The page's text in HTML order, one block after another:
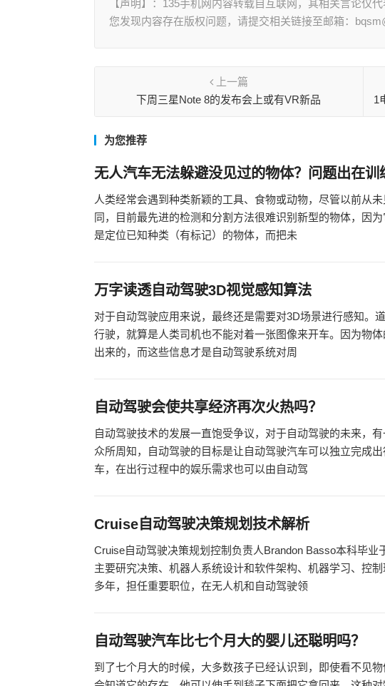
【声明】：135手机网内容转载自互联网，其相关言论仅
您发现内容存在版权问题，请提交相关链接至邮箱：
上一篇
下周三星Note 8的发布会上或有VR新品
1
为您推荐
无人汽车无法躲避没见过的物体？问题出在
人类经常会遇到种类新颖的工具、食物或动物，尽管以前从
同，目前最先进的检测和分割方法很难识别新型的物体，因
是定位已知种类（有标记）的物体，而把未
万字读透自动驾驶3D视觉感知算法
对于自动驾驶应用来说，最终还是需要对3D场景进行感知。
行驶，就算是人类司机也不能对着一张图像来开车。因为物
出来的，而这些信息才是自动驾驶系统对周
自动驾驶会使共享经济再次火热吗？
自动驾驶技术的发展一直饱受争议，对于自动驾驶的未来，
众所周知，自动驾驶的目标是让自动驾驶汽车可以独立完成
车，在出行过程中的娱乐需求也可以由自动驾
Cruise自动驾驶决策规划技术解析
Cruise自动驾驶决策规划控制负责人Brandon Basso本科毕业
主要研究决策、机器人系统设计和软件架构、机器学习、控
多年，担任重要职位，在无人机和自动驾驶领
自动驾驶汽车比七个月大的婴儿还聪明吗？
到了七个月大的时候，大多数孩子已经认识到，即使看不见